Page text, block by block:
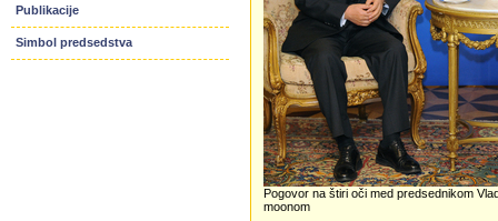
Publikacije
Simbol predsedstva
Pogovor na štiri oči med predsednikom
moonom